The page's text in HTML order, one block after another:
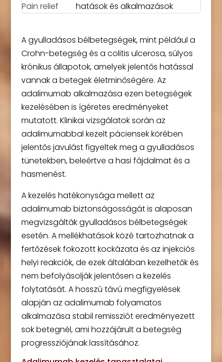
hatások és alkalmazások
A gyulladásos bélbetegségek, mint például a
Crohn-betegség és a colitis ulcerosa, súlyos
krónikus állapotok, amelyek jelentős hatással
vannak a betegek életminőségére. Az
adalimumab alkalmazása ezen betegségek
kezelésében is ígéretes eredményeket
mutatott. Klinikai vizsgálatok során az
adalimumabbal kezelt páciensek körében
jelentős javulást figyeltek meg a gyulladásos
tünetekben, beleértve a hasi fájdalmat és a
hasmenést.
A kezelés hatékonysága mellett az
adalimumab biztonságosságát is alaposan
megvizsgálták gyulladásos bélbetegségek
esetén. A mellékhatások közé tartozhatnak a
fertőzések fokozott kockázata és az injekciós
helyi reakciók, de ezek általában kezelhetők és
nem befolyásolják jelentősen a kezelés
folytatását. A hosszú távú megfigyelések
alapján az adalimumab folyamatos
alkalmazása stabil remissziót eredményezett
sok betegnél, ami hozzájárult a betegség
progressziójának lassításához.